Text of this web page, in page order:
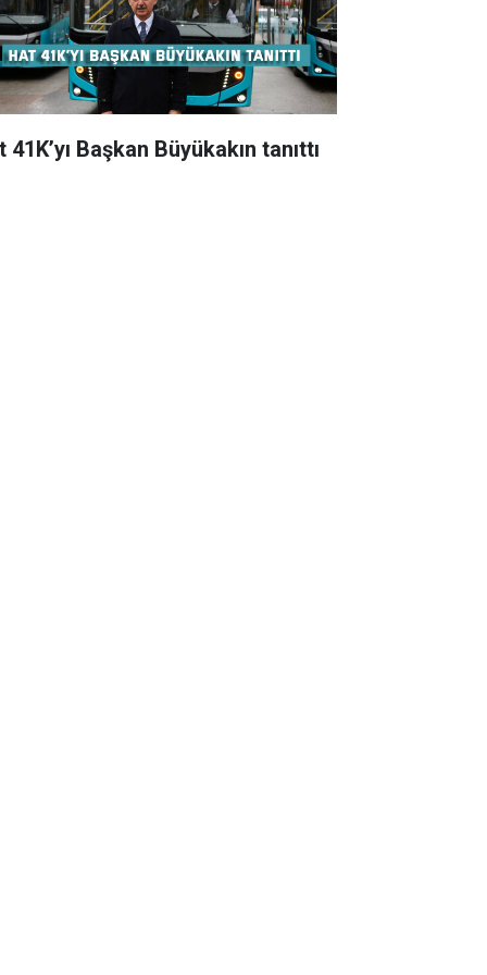
41K’yı Başkan Büyükakın tanıttı